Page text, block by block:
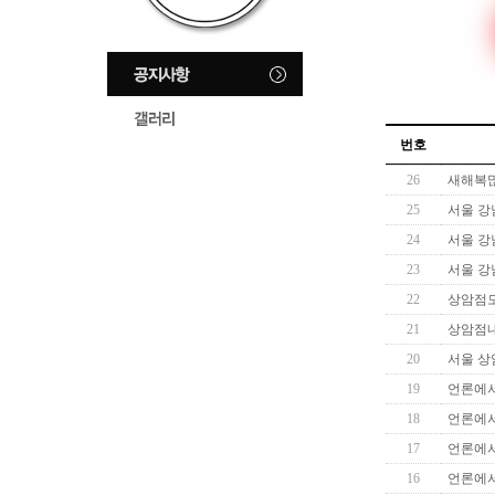
번호
26
새해복
25
서울 강
24
서울 강
23
서울 강
22
상암점
21
상암점
20
서울 상
19
언론에
18
언론에
17
언론에
16
언론에